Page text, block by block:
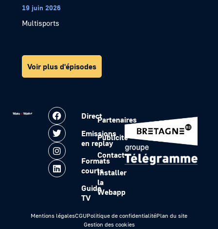
19 juin 2026
Multisports
Voir plus d'épisodes
Direct
Emissions
en replay
Formats
courts
Guide
TV
Partenaires
Publicité
Contact
Installer
la
Webapp
Mentions légalesCGUPolitique de confidentialitéPlan du site
Gestion des cookies